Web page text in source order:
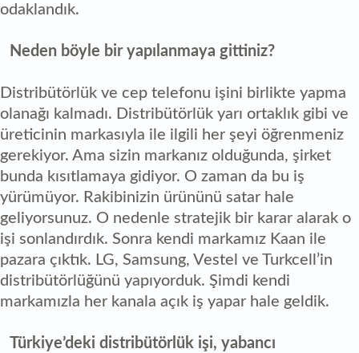
odaklandık.
Neden böyle bir yapılanmaya gittiniz?
Distribütörlük ve cep telefonu işini birlikte yapma
olanağı kalmadı. Distribütörlük yarı ortaklık gibi ve
üreticinin markasıyla ile ilgili her şeyi öğrenmeniz
gerekiyor. Ama sizin markanız olduğunda, şirket
bunda kısıtlamaya gidiyor. O zaman da bu iş
yürümüyor. Rakibinizin ürününü satar hale
geliyorsunuz. O nedenle stratejik bir karar alarak o
işi sonlandırdık. Sonra kendi markamız Kaan ile
pazara çıktık. LG, Samsung, Vestel ve Turkcell’in
distribütörlüğünü yapıyorduk. Şimdi kendi
markamızla her kanala açık iş yapar hale geldik.
Türkiye’deki distribütörlük işi, yabancı